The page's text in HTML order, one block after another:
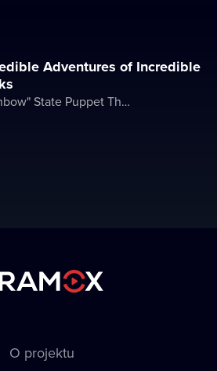
Adventures of Incredible
"Rainbow" State Puppet Theater
O projektu